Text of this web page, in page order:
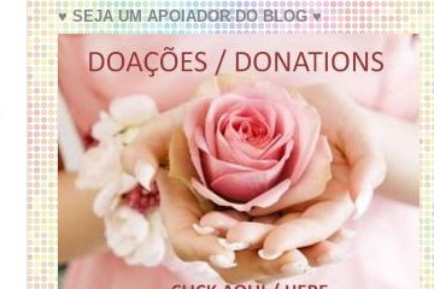
♥ SEJA UM APOIADOR DO BLOG ♥